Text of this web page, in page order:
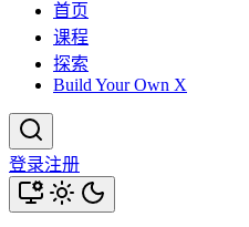
首页
课程
探索
Build Your Own X
登录注册